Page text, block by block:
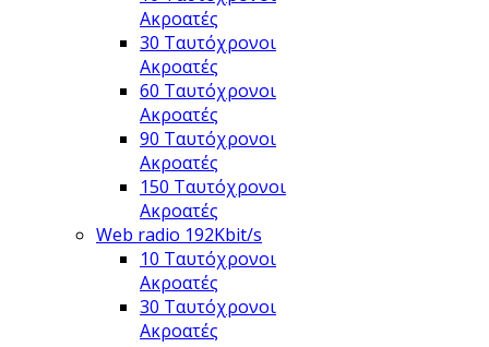
Ακροατές
30 Ταυτόχρονοι
Ακροατές
60 Ταυτόχρονοι
Ακροατές
90 Ταυτόχρονοι
Ακροατές
150 Ταυτόχρονοι
Ακροατές
Web radio 192Kbit/s
10 Ταυτόχρονοι
Ακροατές
30 Ταυτόχρονοι
Ακροατές